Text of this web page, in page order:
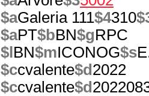
$aGaleria 111$4310
$aPT$bBN$gRPC
$l BN$mICONOG$s
$ccvalente$d 2022
$ccvalente$d